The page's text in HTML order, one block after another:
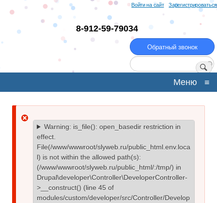
Перейти
к
основному
содержанию
Зарегистрироваться
Войти на сайт
8-912-59-79034
Обратный звонок
Поиск
Меню ≡
Сообщение
об
ошибке
Warning: is_file(): open_basedir restriction in
effect.
File(/www/wwwroot/slyweb.ru/public_html.env.loca
l) is not within the allowed path(s):
(/www/wwwroot/slyweb.ru/public_html/:/tmp/) in
Drupal\developer\Controller\DeveloperController-
>__construct() (line 45 of
modules/custom/developer/src/Controller/Develop